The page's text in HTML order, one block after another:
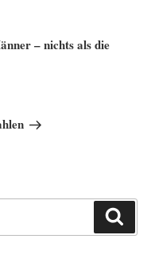
– nichts als die